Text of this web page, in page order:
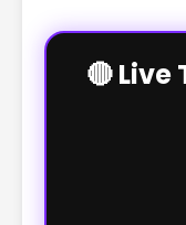
🔴 Live